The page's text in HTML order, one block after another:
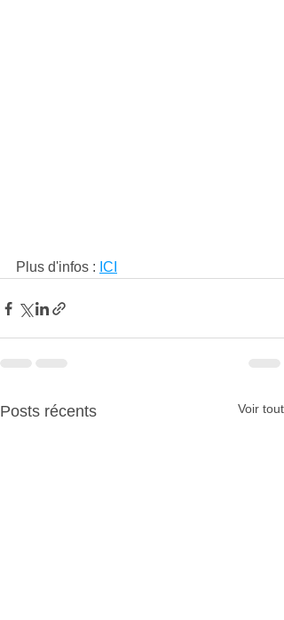
Plus d'infos : ICI
Posts récents Voir tout